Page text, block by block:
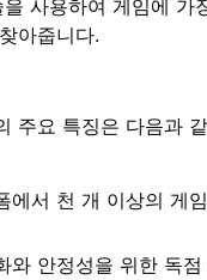
사용하여 게임에 가
아줍니다.
주요 특징은 다음과
에서 천 개 이상의 게
와 안정성을 위한 독